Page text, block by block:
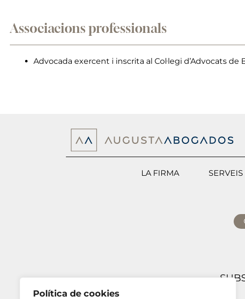
Política de cookies
Associacions professionals
Advocada exercent i inscrita al Col·legi d’Advocats de
LA FIRMA SERVEIS